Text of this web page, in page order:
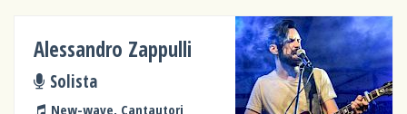
Alessandro Zappulli
Solista
New-wave, Cantautori